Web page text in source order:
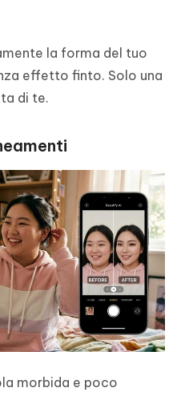
la forma del tuo
effetto finto. Solo una
di te.
morbida e poco